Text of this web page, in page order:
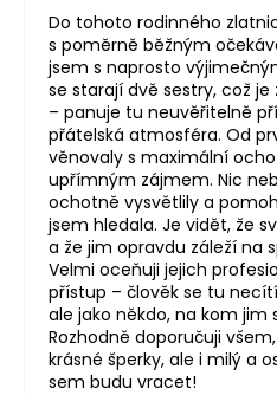
Do tohoto rodinného
s poměrně běžným
jsem s naprosto
se starají dvě sestry, což
– panuje tu neuvěřitelně
přátelská atmosféra. Od
věnovaly s maximální
upřímným zájmem. Nic
ochotně vysvětlily a
jsem hledala. Je vidět, že
a že jim opravdu záleží na
Velmi oceňuji jejich
přístup – člověk se tu necítí
ale jako někdo, na kom jim
Rozhodně doporučuji
krásné šperky, ale i milý a
sem budu vracet!